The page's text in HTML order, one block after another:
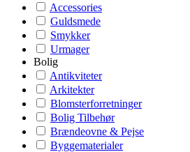
Accessories
Guldsmede
Smykker
Urmager
Bolig
Antikviteter
Arkitekter
Blomsterforretninger
Bolig Tilbehør
Brændeovne & Pejse
Byggematerialer